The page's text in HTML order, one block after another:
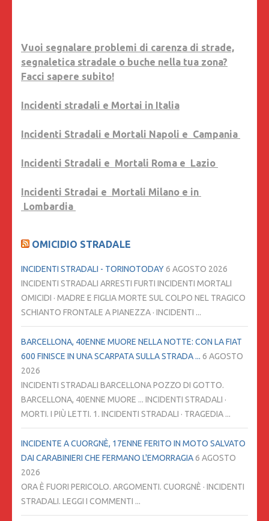
Vuoi segnalare problemi di carenza di strade,
segnaletica stradale o buche nella tua zona?
Facci sapere subito!
Incidenti stradali e Mortai in Italia
Incidenti Stradali e Mortali Napoli e Campania
Incidenti Stradali e Mortali Roma e Lazio
Incidenti Stradai e Mortali Milano e in
Lombardia
OMICIDIO STRADALE
INCIDENTI STRADALI - TORINOTODAY6 AGOSTO 2026
INCIDENTI STRADALI ARRESTI FURTI INCIDENTI MORTALI
OMICIDI · MADRE E FIGLIA MORTE SUL COLPO NEL TRAGICO
SCHIANTO FRONTALE A PIANEZZA · INCIDENTI ...
BARCELLONA, 40ENNE MUORE NELLA NOTTE: CON LA FIAT
600 FINISCE IN UNA SCARPATA SULLA STRADA ... 6 AGOSTO
2026
INCIDENTI STRADALI BARCELLONA POZZO DI GOTTO.
BARCELLONA, 40ENNE MUORE ... INCIDENTI STRADALI ·
MORTI. I PIÙ LETTI. 1. INCIDENTI STRADALI · TRAGEDIA ...
INCIDENTE A CUORGNÈ, 17ENNE FERITO IN MOTO SALVATO
DAI CARABINIERI CHE FERMANO L'EMORRAGIA6 AGOSTO
2026
ORA È FUORI PERICOLO. ARGOMENTI. CUORGNÈ · INCIDENTI
STRADALI. LEGGI I COMMENTI ...